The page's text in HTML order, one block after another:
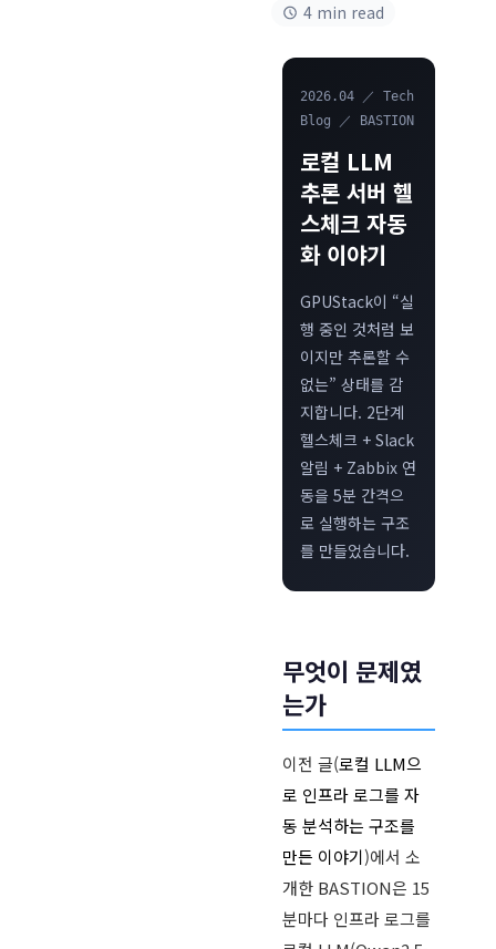
4 min read
2026.04 ／ Tech
Blog ／ BASTION
로컬 LLM
추론 서버 헬
스체크 자동
화 이야기
GPUStack이 “실
행 중인 것처럼 보
이지만 추론할 수
없는” 상태를 감
지합니다. 2단계
헬스체크 + Slack
알림 + Zabbix 연
동을 5분 간격으
로 실행하는 구조
를 만들었습니다.
무엇이 문제였
는가
이전 글(로컬 LLM으
로 인프라 로그를 자
동 분석하는 구조를
만든 이야기)에서 소
개한 BASTION은 15
분마다 인프라 로그를